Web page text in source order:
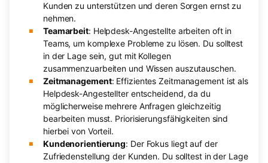
Kunden zu unterstützen und deren Sorgen ernst zu
nehmen.
Teamarbeit: Helpdesk-Angestellte arbeiten oft in
Teams, um komplexe Probleme zu lösen. Du solltest
in der Lage sein, gut mit Kollegen
zusammenzuarbeiten und Wissen auszutauschen.
Zeitmanagement: Effizientes Zeitmanagement ist als
Helpdesk-Angestellter entscheidend, da du
möglicherweise mehrere Anfragen gleichzeitig
bearbeiten musst. Priorisierungsfähigkeiten sind
hierbei von Vorteil.
Kundenorientierung: Der Fokus liegt auf der
Zufriedenstellung der Kunden. Du solltest in der Lage